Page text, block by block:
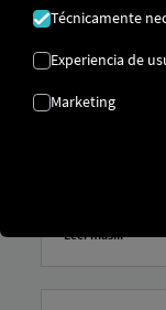
vehículo por
garantizar la
Leer más...
Técnicamente
Experiencia de
Marketing